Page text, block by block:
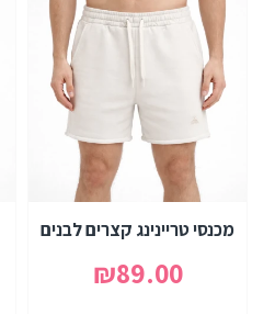
מכנסי טריינינג קצרים לבנים
₪89.00